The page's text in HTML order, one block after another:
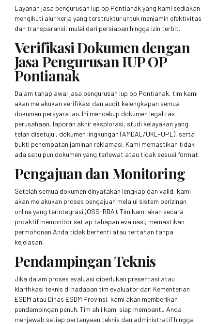
Layanan jasa pengurusan iup op Pontianak yang kami sediakan
mengikuti alur kerja yang terstruktur untuk menjamin efektivitas
dan transparansi, mulai dari persiapan hingga izin terbit.
Verifikasi Dokumen dengan
Jasa Pengurusan IUP OP
Pontianak
Dalam tahap awal jasa pengurusan iup op Pontianak, tim kami
akan melakukan verifikasi dan audit kelengkapan semua
dokumen persyaratan. Ini mencakup dokumen legalitas
perusahaan, laporan akhir eksplorasi, studi kelayakan yang
telah disetujui, dokumen lingkungan (AMDAL/UKL-UPL), serta
bukti penempatan jaminan reklamasi. Kami memastikan tidak
ada satu pun dokumen yang terlewat atau tidak sesuai format.
Pengajuan dan Monitoring
Setelah semua dokumen dinyatakan lengkap dan valid, kami
akan melakukan proses pengajuan melalui sistem perizinan
online yang terintegrasi (OSS-RBA). Tim kami akan secara
proaktif memonitor setiap tahapan evaluasi, memastikan
permohonan Anda tidak berhenti atau tertahan tanpa
kejelasan.
Pendampingan Teknis
Jika dalam proses evaluasi diperlukan presentasi atau
klarifikasi teknis di hadapan tim evaluator dari Kementerian
ESDM atau Dinas ESDM Provinsi, kami akan memberikan
pendampingan penuh. Tim ahli kami siap membantu Anda
menjawab setiap pertanyaan teknis dan administratif hingga